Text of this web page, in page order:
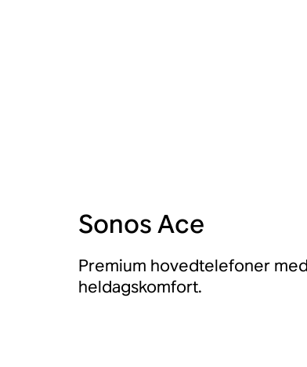
Sonos Ace
Premium hovedtelefoner
heldagskomfort.